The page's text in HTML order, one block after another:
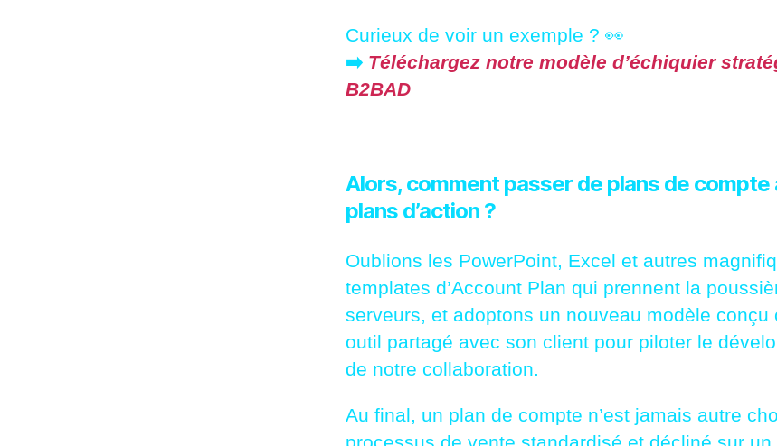
Curieux de voir un exemple ? 👀
➡️ Téléchargez notre modèle d’échiquier
B2BAD
Alors, comment passer de plans de compte
plans d’action ?
Oublions les PowerPoint, Excel et autres
templates d’Account Plan qui prennent la
serveurs, et adoptons un nouveau modèle conçu
outil partagé avec son client pour piloter le
de notre collaboration.
Au final, un plan de compte n’est jamais autre
processus de vente standardisé et décliné sur un